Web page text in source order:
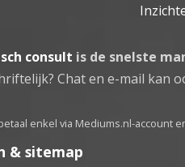
consult is de snelste
Chat en e-mail kan
enkel via Mediums.nl-account
& sitemap